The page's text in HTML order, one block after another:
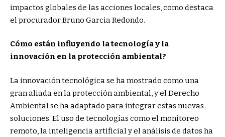
impactos globales de las acciones locales, como destaca
el procurador Bruno Garcia Redondo.
Cómo están influyendo la tecnología y la
innovación en la protección ambiental?
La innovación tecnológica se ha mostrado como una
gran aliada en la protección ambiental, y el Derecho
Ambiental se ha adaptado para integrar estas nuevas
soluciones. El uso de tecnologías como el monitoreo
remoto, la inteligencia artificial y el análisis de datos ha